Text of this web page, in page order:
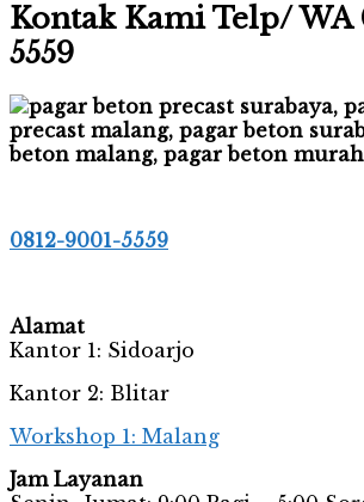
Kontak Kami Telp/ WA
5559
0812-9001-5559
Alamat
Kantor 1: Sidoarjo
Kantor 2: Blitar
Workshop 1: Malang
Jam Layanan